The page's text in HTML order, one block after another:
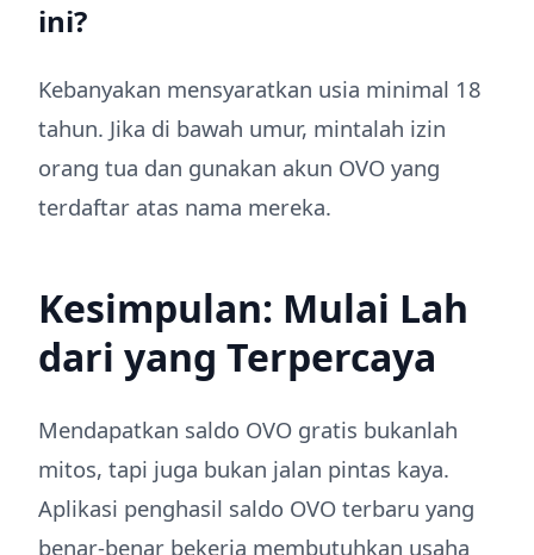
ini?
Kebanyakan mensyaratkan usia minimal 18
tahun. Jika di bawah umur, mintalah izin
orang tua dan gunakan akun OVO yang
terdaftar atas nama mereka.
Kesimpulan: Mulai Lah
dari yang Terpercaya
Mendapatkan saldo OVO gratis bukanlah
mitos, tapi juga bukan jalan pintas kaya.
Aplikasi penghasil saldo OVO terbaru yang
benar-benar bekerja membutuhkan usaha